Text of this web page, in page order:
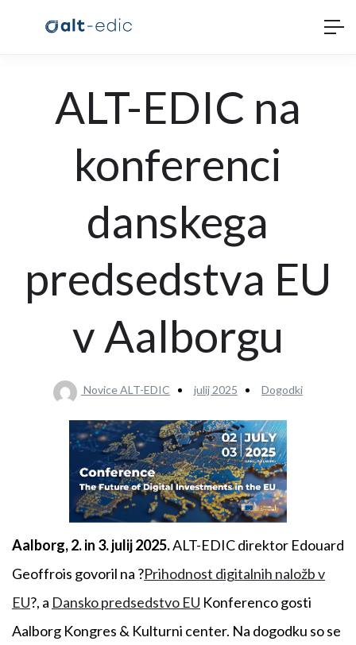
ALT-EDIC na
konferenci
danskega
predsedstva EU
v Aalborgu
Novice ALT-EDIC julij 2025 Dogodki
Aalborg, 2. in 3. julij 2025.ALT-EDIC direktor Edouard
Geoffrois govoril na ?Prihodnost digitalnih naložb v
EU?, a Dansko predsedstvo EU Konferenco gosti
Aalborg Kongres & Kulturni center. Na dogodku so se